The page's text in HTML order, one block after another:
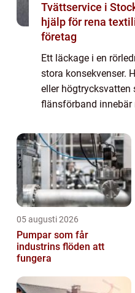
Tvättservice i
hjälp för rena
företag
Ett läckage i en
stora konsekvenser.
eller högtrycksvatten
flänsförband innebär
Flänsskydd en
05 augusti 2026
Pumpar som får
industrins flöden att
fungera